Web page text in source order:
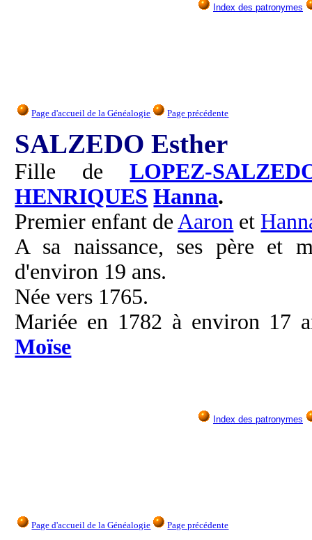
Index des patronymes
Page d'accueil de la Généalogie Page précédente
SALZEDO Esther
Fille deLOPEZ-
HENRIQUES Hanna.
Premier enfant deAaron et
A sa naissance, ses père et
d'environ 19 ans.
Née vers 1765.
Mariée en 1782 à environ 17
Moïse
Index des patronymes
Page d'accueil de la Généalogie Page précédente